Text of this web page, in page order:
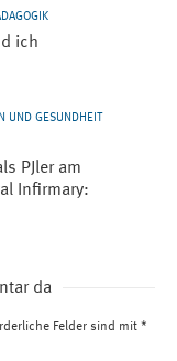
ich
UND GESUNDHEIT
PJler am
Infirmary:
da
Felder sind mit *